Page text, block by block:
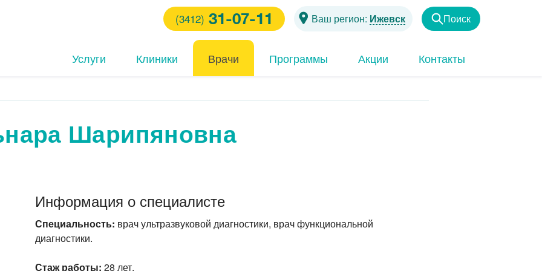
(3412) 31-07-11 Ваш регион: Ижевск Поиск
Услуги Клиники Врачи Программы Акции Контакты
хирурга
стоматолога
невролога
Шарипяновна
Информация о специалисте
Специальность: врач ультразвуковой диагностики, врач функциональной
диагностики.
Стаж работы: 28 лет.